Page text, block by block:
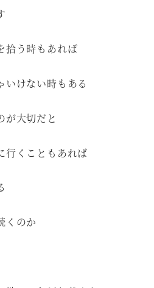
拾う時もあれば
いけない時もある
大切だと
くこともあれば
くのか